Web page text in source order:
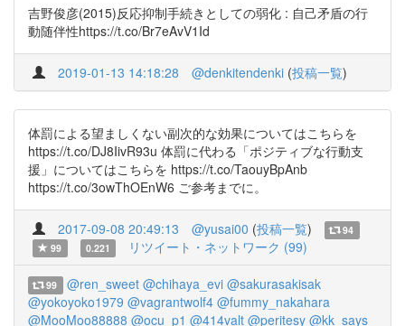
吉野俊彦(2015)反応抑制手続きとしての弱化 : 自己矛盾の行
動随伴性https://t.co/Br7eAvV1Id
2019-01-13 14:18:28 @denkitendenki (投稿一覧)
体罰による望ましくない副次的な効果についてはこちらを
https://t.co/DJ8IivR93u 体罰に代わる「ポジティブな行動支
援」についてはこちらを https://t.co/TaouyBpAnb
https://t.co/3owThOEnW6 ご参考までに。
2017-09-08 20:49:13 @yusai00 (投稿一覧)
94
99
0.221 リツイート・ネットワーク (99)
99 @ren_sweet @chihaya_evi @sakurasakisak
@yokoyoko1979 @vagrantwolf4 @fummy_nakahara
@MooMoo88888 @ocu_p1 @414valt @peritesy @kk_says